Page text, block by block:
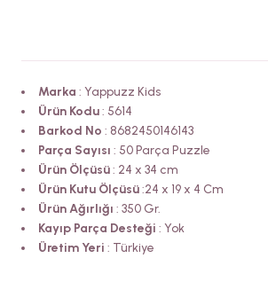
Marka : Yappuzz Kids
Ürün Kodu: 5614
Barkod No : 8682450146143
Parça Sayısı : 50 Parça Puzzle
Ürün Ölçüsü: 24 x 34 cm
Ürün Kutu Ölçüsü:24 x 19 x 4 Cm
Ürün Ağırlığı : 350 Gr.
Kayıp Parça Desteği : Yok
Üretim Yeri : Türkiye